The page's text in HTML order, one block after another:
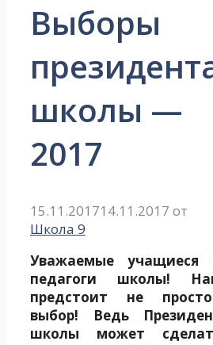
Выборы
школы —
2017
15.11.201714.11.2017 от
Школа 9
Уважаемые учащиеся
педагоги школы!
предстоит не
выбор! Ведь
школы может